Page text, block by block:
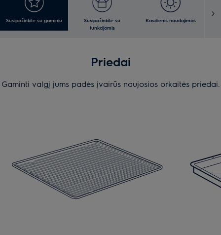
Susipažinkite su gaminiu
Susipažinkite su
funkcijomis
Kasdienis naudojimas
Priedai
Gaminti valgį jums padės įvairūs naujosios orkaitės priedai.